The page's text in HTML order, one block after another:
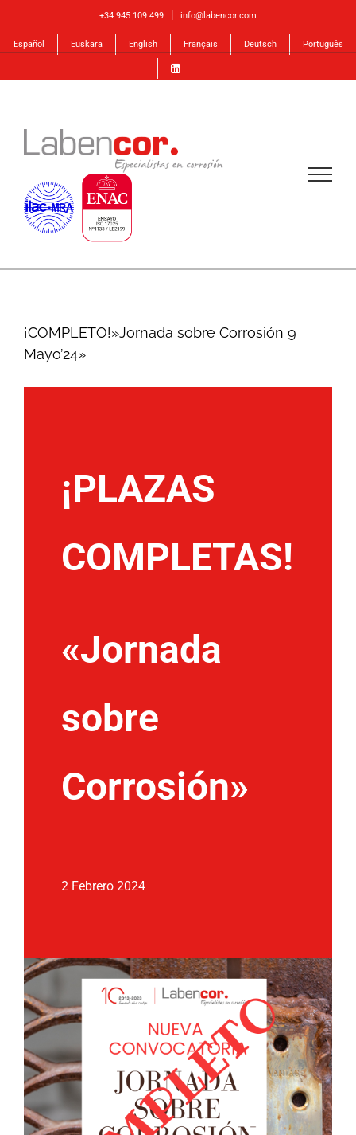
+34 945 109 499 | info@labencor.com
Español Euskara English Français Deutsch Português
¡COMPLETO!»Jornada sobre Corrosión 9
Mayo’24»
¡PLAZAS
COMPLETAS!
«Jornada
sobre
Corrosión»
2 Febrero 2024